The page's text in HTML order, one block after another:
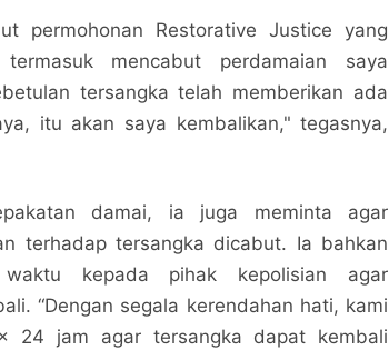
Kecewa Dengan Penanganan Kasus yang
Melibatkan Perbekel Sudaji , Pelapor Cabut
Kesepakatan Damai
SINGARAJA 92FM
Bagikan ke media lain
permohonan Restorative Justice yang
mencabut perdamaian saya
tersangka telah memberikan ada
itu akan saya kembalikan," tegasnya,
damai, ia juga meminta agar
terhadap tersangka dicabut. Ia bahkan
waktu kepada pihak kepolisian agar
“Dengan segala kerendahan hati, kami
24 jam agar tersangka dapat kembali
Kecewa Dengan Penanganan Kasus yang
Melibatkan Perbekel Sudaji , Pelapor Cabut
Kesepakatan Damai
SINGARAJA 92FM
Bagikan ke media lain